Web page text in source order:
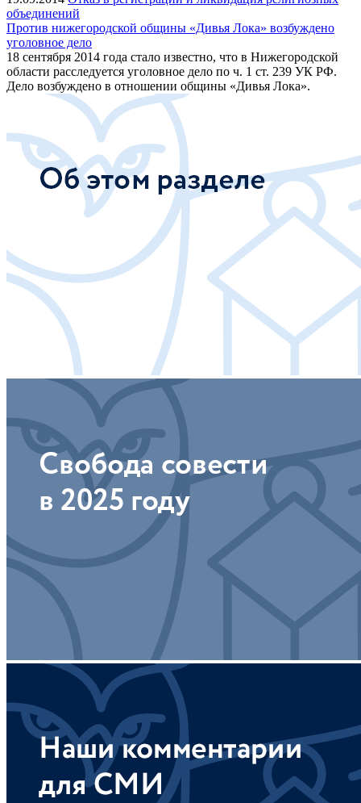
объединений
Против нижегородской общины «Дивья Лока» возбуждено
уголовное дело
18 сентября 2014 года стало известно, что в Нижегородской
области расследуется уголовное дело по ч. 1 ст. 239 УК РФ.
Дело возбуждено в отношении общины «Дивья Лока».